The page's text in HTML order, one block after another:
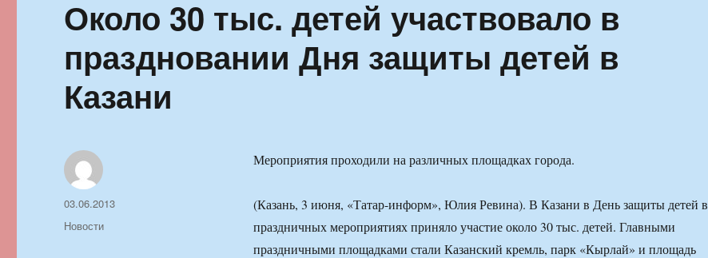
Около 30 тыс. детей участвовало в
праздновании Дня защиты детей в
Казани
Мероприятия проходили на различных площадках города.
(Казань, 3 июня, «Татар-информ», Юлия Ревина). В Казани в День защиты детей в
праздничных мероприятиях приняло участие около 30 тыс. детей. Главными
праздничными площадками стали Казанский кремль, парк «Кырлай» и площадь
Автор
Опубликовано
03.06.2013
Рубрики
Новости